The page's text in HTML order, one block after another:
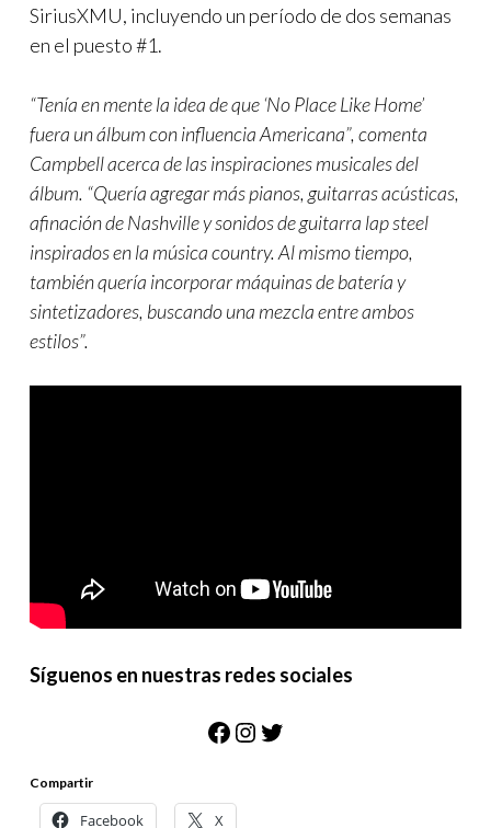
SiriusXMU, incluyendo un período de dos semanas
en el puesto #1.
“Tenía en mente la idea de que ‘No Place Like Home’
fuera un álbum con influencia Americana”, comenta
Campbell acerca de las inspiraciones musicales del
álbum. “Quería agregar más pianos, guitarras acústicas,
afinación de Nashville y sonidos de guitarra lap steel
inspirados en la música country. Al mismo tiempo,
también quería incorporar máquinas de batería y
sintetizadores, buscando una mezcla entre ambos
estilos”.
Síguenos en nuestras redes sociales
Facebook
Instagram
Twitter
Compartir
Facebook X